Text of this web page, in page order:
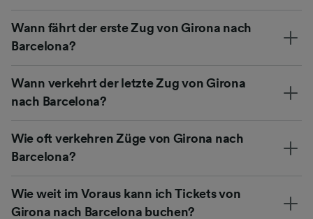
Wann fährt der erste Zug von Girona nach
Barcelona?
Wann verkehrt der letzte Zug von Girona
nach Barcelona?
Wie oft verkehren Züge von Girona nach
Barcelona?
Wie weit im Voraus kann ich Tickets von
Girona nach Barcelona buchen?